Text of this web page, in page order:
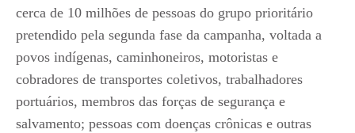
cerca de 10 milhões de pessoas do grupo prioritário
pretendido pela segunda fase da campanha, voltada a
povos indígenas, caminhoneiros, motoristas e
cobradores de transportes coletivos, trabalhadores
portuários, membros das forças de segurança e
salvamento; pessoas com doenças crônicas e outras